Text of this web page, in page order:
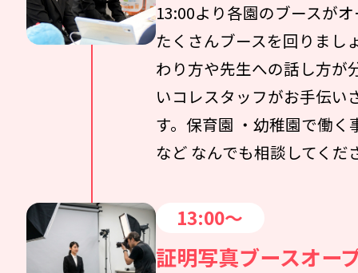
13:00より各園のブースが
たくさんブースを回りまし
わり方や先生への話し方が
いコレスタッフがお手伝い
す。保育園 ・幼稚園で働く
など なんでも相談してくだ
13:00～
証明写真ブースオー